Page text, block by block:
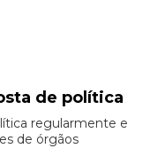
de política
regularmente e
de órgãos